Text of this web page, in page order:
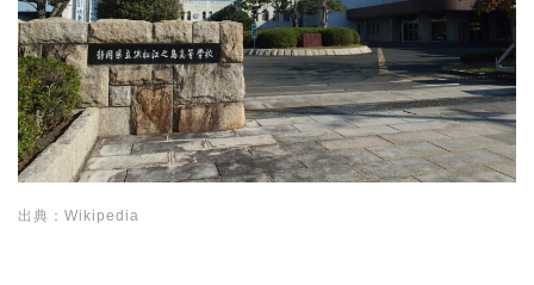
出典：Wikipedia